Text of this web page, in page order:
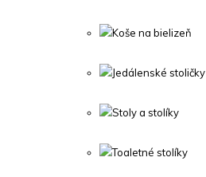
Koše na bielizeň
Jedálenské stoličky
Stoly a stolíky
Toaletné stolíky